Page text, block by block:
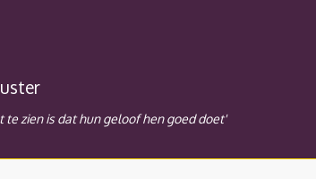
te zien is dat hun geloof hen goed doet'